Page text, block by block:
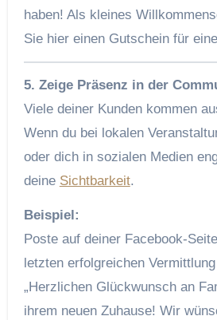
haben! Als kleines
Sie hier einen Gutschein für
5. Zeige Präsenz in der
Viele deiner Kunden kommen
Wenn du bei lokalen
oder dich in sozialen Medien
deine Sichtbarkeit.
Beispiel:
Poste auf deiner Facebook-
letzten erfolgreichen
„Herzlichen Glückwunsch an
ihrem neuen Zuhause! Wir